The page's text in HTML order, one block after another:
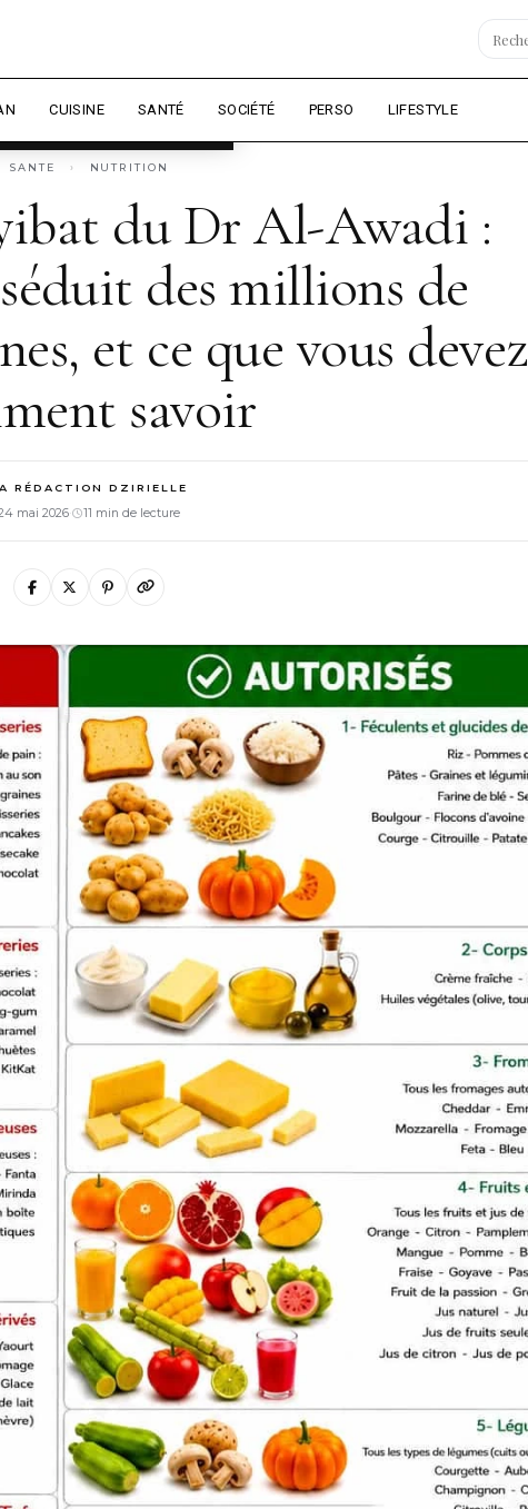
l'audience.
CUISINE SANTÉ SOCIÉTÉ PERSO LIFESTYLE
SANTE › NUTRITION
du Dr Al-Awadi :
des millions de
et ce que vous devez
savoir
RÉDACTION DZIRIELLE
mai 2026· 11 min de lecture